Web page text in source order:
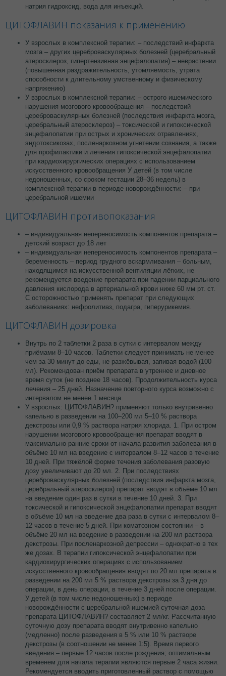
натрия гидроксид, вода для инъекций.
ЦИТОФЛАВИН показания к применению
У взрослых в комплексной терапии: – последствий инфаркта
мозга – других цереброваскулярных болезней (церебральный
атеросклероз, гипертензивная энцефалопатия) – неврастении
(повышенная раздражительность, утомляемость, утрата
способности к длительному умственному и физическому
напряжению)
У взрослых в комплексной терапии: – острого ишемического
нарушения мозгового кровообращения – последствий
цереброваскулярных болезней (последствия инфаркта мозга,
церебральный атеросклероз) – токсической и гипоксической
энцефалопатии при острых и хронических отравлениях,
эндотоксикозах, посленаркозном угнетении сознания, а также
для профилактики и лечения гипоксической энцефалопатии
при кардиохирургических операциях с использованием
искусственного кровообращения У детей (в том числе
недоношенных, со сроком гестации 28–36 недель) в
комплексной терапии в периоде новорождённости: – при
церебральной ишемии
ЦИТОФЛАВИН противопоказания
– индивидуальная непереносимость компонентов препарата –
детский возраст до 18 лет
– индивидуальная непереносимость компонентов препарата –
беременность – период грудного вскармливания – больным,
находящимся на искусственной вентиляции лёгких, не
рекомендуется введение препарата при падении парциального
давления кислорода в артериальной крови ниже 60 мм рт. ст.
С осторожностью применять препарат при следующих
заболеваниях: нефролитиаз, подагра, гиперурикемия.
ЦИТОФЛАВИН дозировка
Внутрь по 2 таблетки 2 раза в сутки с интервалом между
приёмами 8–10 часов. Таблетки следует принимать не менее
чем за 30 минут до еды, не разжёвывая, запивая водой (100
мл). Рекомендован приём препарата в утреннее и дневное
время суток (не позднее 18 часов). Продолжительность курса
лечения – 25 дней. Назначение повторного курса возможно с
интервалом не менее 1 месяца.
У взрослых: ЦИТОФЛАВИН? применяют только внутривенно
капельно в разведении на 100–200 мл 5–10 % раствора
декстрозы или 0,9 % раствора натрия хлорида. 1. При остром
нарушении мозгового кровообращения препарат вводят в
максимально ранние сроки от начала развития заболевания в
объёме 10 мл на введение с интервалом 8–12 часов в течение
10 дней. При тяжёлой форме течения заболевания разовую
дозу увеличивают до 20 мл. 2. При последствиях
цереброваскулярных болезней (последствия инфаркта мозга,
церебральный атеросклероз) препарат вводят в объёме 10 мл
на введение один раз в сутки в течение 10 дней. 3. При
токсической и гипоксической энцефалопатии препарат вводят
в объёме 10 мл на введение два раза в сутки с интервалом 8–
12 часов в течение 5 дней. При коматозном состоянии – в
объёме 20 мл на введение в разведении на 200 мл раствора
декстрозы. При посленаркозной депрессии – однократно в тех
же дозах. В терапии гипоксической энцефалопатии при
кардиохирургических операциях с использованием
искусственного кровообращения вводят по 20 мл препарата в
разведении на 200 мл 5 % раствора декстрозы за 3 дня до
операции, в день операции, в течение 3 дней после операции.
У детей (в том числе недоношенных) в периоде
новорождённости с церебральной ишемией суточная доза
препарата ЦИТОФЛАВИН? составляет 2 мл/кг. Рассчитанную
суточную дозу препарата вводят внутривенно капельно
(медленно) после разведения в 5 % или 10 % растворе
декстрозы (в соотношении не менее 1:5). Время первого
введения – первые 12 часов после рождения; оптимальным
временем для начала терапии являются первые 2 часа жизни.
Рекомендуется вводить приготовленный раствор с помощью